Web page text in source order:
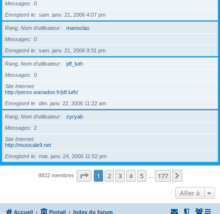
Messages
0
Enregistré le
sam. janv. 21, 2006 4:07 pm
Rang, Nom d’utilisateur
manoclau
Messages
0
Enregistré le
sam. janv. 21, 2006 9:31 pm
Rang, Nom d’utilisateur
jdf_luth
Messages
0
Site Internet
http://perso.wanadoo.fr/jdf.luth/
Enregistré le
dim. janv. 22, 2006 11:22 am
Rang, Nom d’utilisateur
zyryab
Messages
2
Site Internet
http://musicale9.net
Enregistré le
mar. janv. 24, 2006 11:52 pm
8822 membres Page 1sur177
1 2 3 4 5 177
Aller à
Accueil Portail Index du forum